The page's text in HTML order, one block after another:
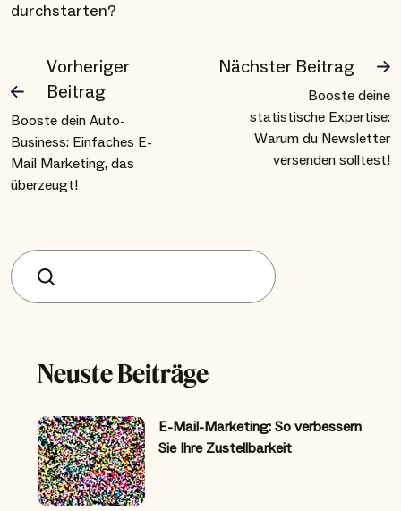
durchstarten?
Vorheriger
Beitrag
Booste dein Auto-
Business: Einfaches E-
Mail Marketing, das
überzeugt!
Nächster Beitrag
Booste deine
statistische Expertise:
Warum du Newsletter
versenden solltest!
Suchen
Neuste Beiträge
E-Mail-Marketing: So verbessern
Sie Ihre Zustellbarkeit